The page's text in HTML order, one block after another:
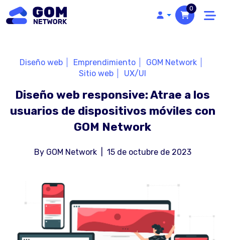
0
Diseño web responsive: Atrae a los
usuarios de dispositivos móviles con
GOM Network
Diseño web Emprendimiento
GOM Network
Sitio web
UX/UI
By GOM Network 15 de octubre de 2023